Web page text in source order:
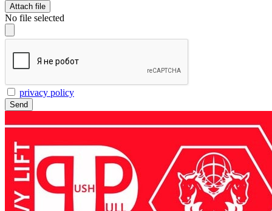
Attach file
No file selected
privacy policy